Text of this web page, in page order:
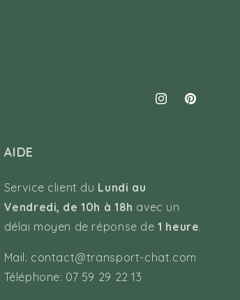
InstagramPinterest
AIDE
Service client du Lundi au
Vendredi, de 10h à 18h avec un
délai moyen de réponse de1 heure.
Mail: contact@transport-chat.com
Téléphone: 07 59 29 22 13